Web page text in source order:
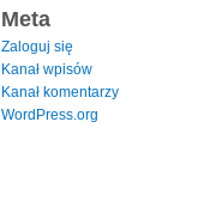
Meta
Zaloguj się
Kanał wpisów
Kanał komentarzy
WordPress.org